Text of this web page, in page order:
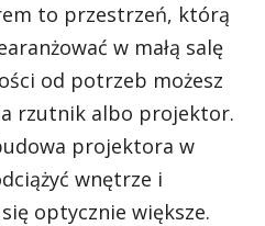
to przestrzeń, którą
w małą salę
od potrzeb możesz
rzutnik albo projektor.
projektora w
wnętrze i
optycznie większe.